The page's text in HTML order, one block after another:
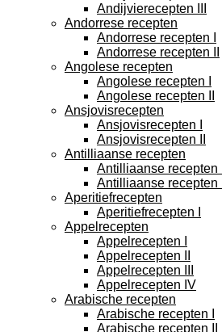
Andijvierecepten III
Andorrese recepten
Andorrese recepten I
Andorrese recepten II
Angolese recepten
Angolese recepten I
Angolese recepten II
Ansjovisrecepten
Ansjovisrecepten I
Ansjovisrecepten II
Antilliaanse recepten
Antilliaanse recepten I
Antilliaanse recepten II
Aperitiefrecepten
Aperitiefrecepten I
Appelrecepten
Appelrecepten I
Appelrecepten II
Appelrecepten III
Appelrecepten IV
Arabische recepten
Arabische recepten I
Arabische recepten II